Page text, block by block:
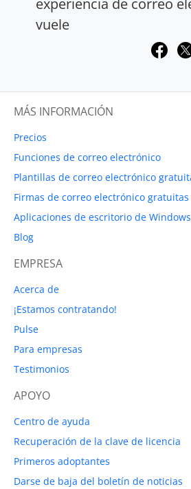
experiencia de correo
vuele
MÁS INFORMACIÓN
Precios
Funciones de correo electrónico
Plantillas de correo electrónico
Firmas de correo electrónico gratuitas
Aplicaciones de escritorio de Windows
Blog
EMPRESA
Acerca de
¡Estamos contratando!
Pulse
Para empresas
Testimonios
APOYO
Centro de ayuda
Recuperación de la clave de licencia
Primeros adoptantes
Darse de baja del boletín de noticias